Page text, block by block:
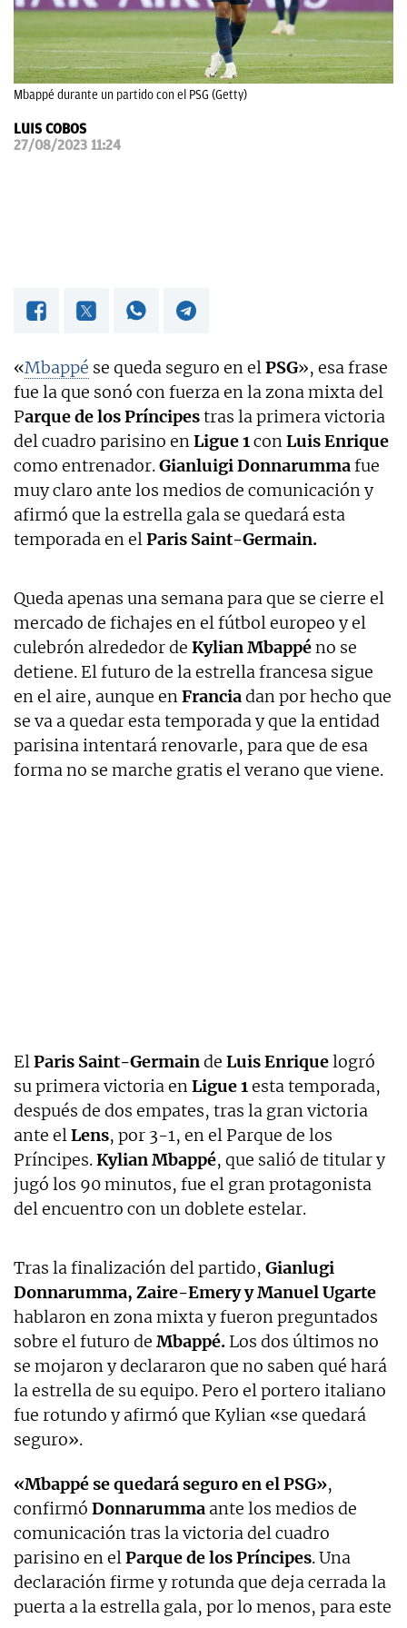
OKDIARIO
Mbappé durante un partido con el PSG (Getty)
LUIS COBOS
27/08/2023 11:24
«Mbappé se queda seguro en elPSG», esa frase
fue la que sonó con fuerza en la zona mixta del
Parque de los Príncipestras la primera victoria
del cuadro parisino enLigue 1conLuis Enrique
como entrenador.Gianluigi Donnarummafue
muy claro ante los medios de comunicación y
afirmó que la estrella gala se quedará esta
temporada en elParis Saint-Germain.
Queda apenas una semana para que se cierre el
mercado de fichajes en el fútbol europeo y el
culebrón alrededor de Kylian Mbappéno se
detiene. El futuro de la estrella francesa sigue
en el aire, aunque enFranciadan por hecho que
se va a quedar esta temporada y que la entidad
parisina intentará renovarle, para que de esa
forma no se marche gratis el verano que viene.
ElParis Saint-Germainde Luis Enriquelogró
su primera victoria enLigue 1esta temporada,
después de dos empates, tras la gran victoria
ante elLens, por 3-1, en el Parque de los
Príncipes.Kylian Mbappé, que salió de titular y
jugó los 90 minutos, fue el gran protagonista
del encuentro con un doblete estelar.
Tras la finalización del partido, Gianlugi
Donnarumma, Zaire-Emery y Manuel Ugarte
hablaron en zona mixta y fueron preguntados
sobre el futuro de Mbappé. Los dos últimos no
se mojaron y declararon que no saben qué hará
la estrella de su equipo. Pero el portero italiano
fue rotundo y afirmó que Kylian «se quedará
seguro».
«Mbappé se quedará seguro en el PSG»,
confirmó Donnarumma ante los medios de
comunicación tras la victoria del cuadro
parisino en elParque de los Príncipes. Una
declaración firme y rotunda que deja cerrada la
puerta a la estrella gala, por lo menos, para este